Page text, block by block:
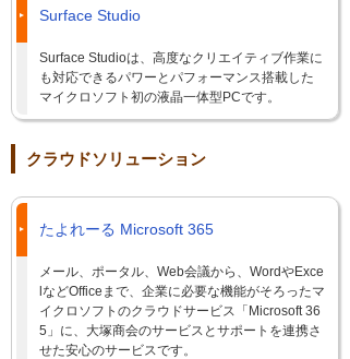
Surface Studio
Surface Studioは、高度なクリエイティブ作業に
も対応できるパワーとパフォーマンス搭載した
マイクロソフト初の液晶一体型PCです。
クラウドソリューション
たよれーる Microsoft 365
メール、ポータル、Web会議から、WordやExce
lなどOfficeまで、企業に必要な機能がそろったマ
イクロソフトのクラウドサービス「Microsoft 36
5」に、大塚商会のサービスとサポートを連携さ
せた安心のサービスです。